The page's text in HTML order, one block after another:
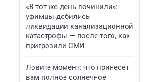
«В тот же день починили»:
уфимцы добились
ликвидации канализационной
катастрофы — после того, как
пригрозили СМИ
Ловите момент: что принесет
вам полное солнечное